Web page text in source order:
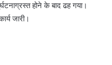
होने के बाद ढह गया।
जारी।